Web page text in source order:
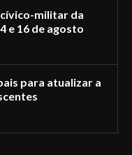
militar da
e 16 de agosto
para atualizar a